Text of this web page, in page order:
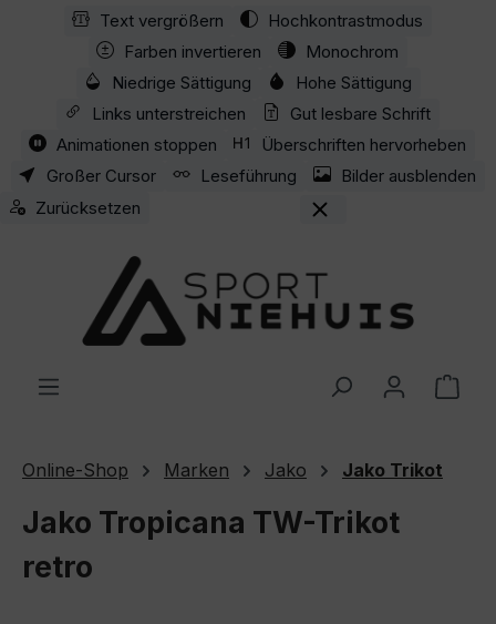
Zum Hauptinhalt springen
Text vergrößern
Hochkontrastmodus
Farben invertieren
Monochrom
Niedrige Sättigung
Hohe Sättigung
Links unterstreichen
Gut lesbare Schrift
Animationen stoppen
Überschriften hervorheben
Großer Cursor
Leseführung
Bilder ausblenden
Zurücksetzen
Online-Shop Marken Jako Jako Trikot
Jako Tropicana TW-Trikot
retro